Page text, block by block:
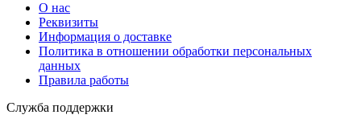
О нас
Реквизиты
Информация о доставке
Политика в отношении обработки персональных
данных
Правила работы
Служба поддержки